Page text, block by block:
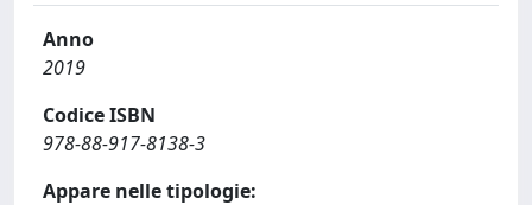
Anno
2019
Codice ISBN
978-88-917-8138-3
Appare nelle tipologie: